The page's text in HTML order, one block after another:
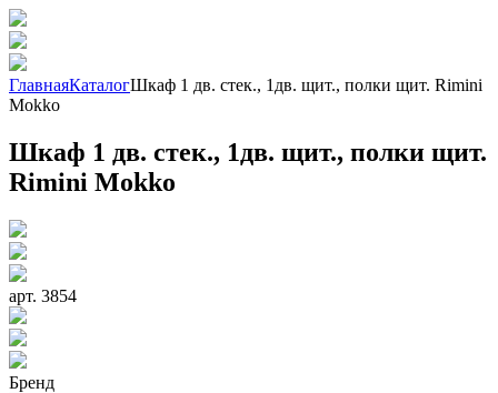
ГлавнаяКаталогШкаф 1 дв. стек., 1дв. щит., полки щит. Rimini
Mokko
Шкаф 1 дв. стек., 1дв. щит., полки щит.
Rimini Mokko
арт. 3854
Бренд